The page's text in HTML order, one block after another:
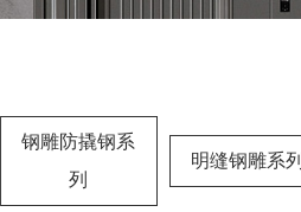
钢雕防撬钢系
列
明缝钢雕系列